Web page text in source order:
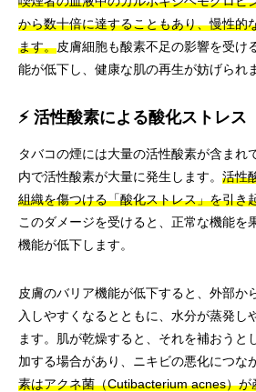
から数十倍に達することもあり、慢性的
ます。皮膚細胞も酸素不足の影響を受け
能が低下し、健康な肌の再生が妨げられ
⚡ 活性酸素による酸化ストレス
タバコの煙には大量の活性酸素が含まれ
内で活性酸素が大量に発生します。 活性
組織を傷つける「酸化ストレス」を引き
このダメージを受けると、正常な機能を
機能が低下します。
皮膚のバリア機能が低下すると、外部か
入しやすくなるとともに、水分が蒸発し
ます。肌が乾燥すると、それを補おうと
加する場合があり、ニキビの悪化につな
素はアクネ菌（Cutibacterium acnes）が